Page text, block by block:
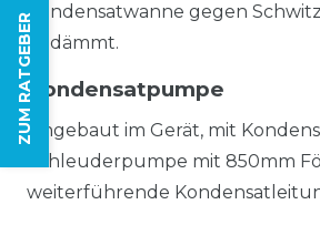
ZUM RATGEBERKondensatwanne gegen
gedämmt.
Kondensatpumpe
eingebaut im Gerät, mit
Schleuderpumpe mit 850mm
weiterführende